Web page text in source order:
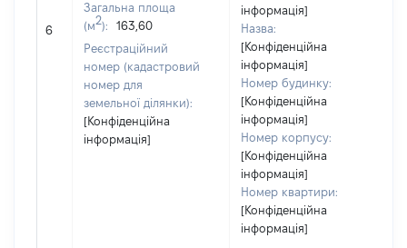
6
Загальна площа
(м2):
163,60
Реєстраційний
номер (кадастровий
номер для
земельної ділянки):
[Конфіденційна
інформація]
інформація]
Назва:
[Конфіденційна
інформація]
Номер будинку:
[Конфіденційна
інформація]
Номер корпусу:
[Конфіденційна
інформація]
Номер квартири:
[Конфіденційна
інформація]